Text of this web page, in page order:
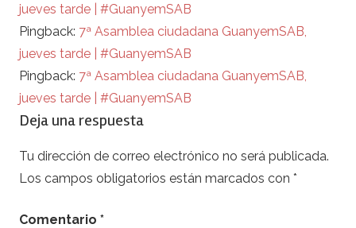
jueves tarde | #GuanyemSAB
Pingback: 7ª Asamblea ciudadana GuanyemSAB,
jueves tarde | #GuanyemSAB
Pingback: 7ª Asamblea ciudadana GuanyemSAB,
jueves tarde | #GuanyemSAB
Deja una respuesta
Tu dirección de correo electrónico no será publicada.
Los campos obligatorios están marcados con *
Comentario *